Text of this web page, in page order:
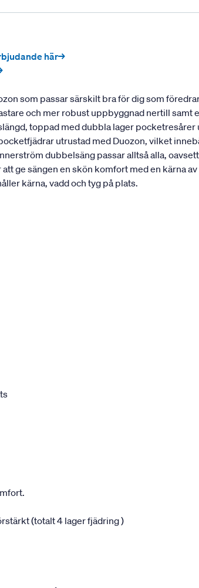
här→
som passar särskilt bra för dig som
och mer robust uppbyggnad nertill
toppad med dubbla lager
utrustad med Duozon, vilket
dubbelsäng passar alltså alla,
ge sängen en skön komfort med en kärna
kärna, vadd och tyg på plats.
(totalt 4 lager fjädring )